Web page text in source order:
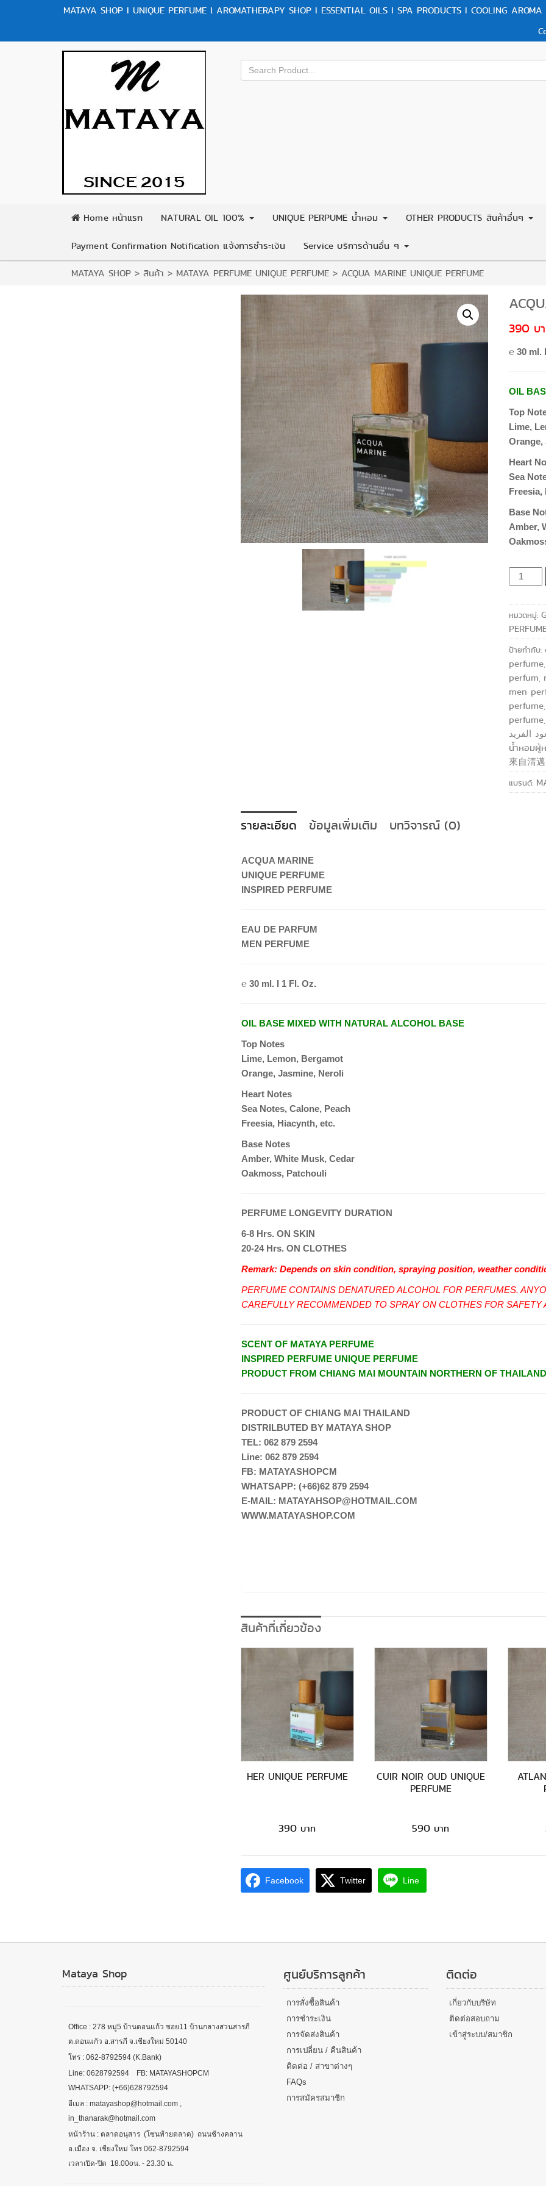
MATAYA SHOP I UNIQUE PERFUME l AROMATHERAPY SHOP I ESSENTIAL OILS I SPA PRODUCTS I COOLING AROMA
Home หน้าแรก NATURAL OIL 100% UNIQUE PERPUME น้ำหอม OTHER PRODUCTS สินค้าอื่นๆ
Payment Confirmation Notification แจ้งการชำระเงิน Service บริการด้านอื่น ๆ
MATAYA SHOP > สินค้า > MATAYA PERFUME UNIQUE PERFUME > ACQUA MARINE UNIQUE PERFUME
390
℮ 30 ml.
OIL
Top
Lime,
Orange,
Heart
Sea
Freesia,
Base
Amber,
จำนวน
ACQUA
MARINE
UNIQUE
ชิ้น
หมวดหมู่:
ป้ายกำกับ:
perfume
perfum,
men
perfume
perfume
الفريد
น้ำหอม
來自清
แบรนด์:
รายละเอียด ข้อมูลเพิ่มเติม บทวิจารณ์ (0)
ACQUA MARINE
UNIQUE PERFUME
INSPIRED PERFUME
EAU DE PARFUM
MEN PERFUME
℮ 30 ml. Ι 1 Fl. Oz.
OIL BASE MIXED WITH NATURAL ALCOHOL BASE
Top Notes
Lime, Lemon, Bergamot
Orange, Jasmine, Neroli
Heart Notes
Sea Notes, Calone, Peach
Freesia, Hiacynth, etc.
Base Notes
Amber, White Musk, Cedar
Oakmoss, Patchouli
PERFUME LONGEVITY DURATION
6-8 Hrs. ON SKIN
20-24 Hrs. ON CLOTHES
Remark: Depends on skin condition, spraying position, weather
PERFUME CONTAINS DENATURED ALCOHOL FOR PERFUMES.
CAREFULLY RECOMMENDED TO SPRAY ON CLOTHES FOR
SCENT OF MATAYA PERFUME
INSPIRED PERFUME UNIQUE PERFUME
PRODUCT FROM CHIANG MAI MOUNTAIN NORTHERN OF THAILAND
PRODUCT OF CHIANG MAI THAILAND
DISTRILBUTED BY MATAYA SHOP
TEL: 062 879 2594
Line: 062 879 2594
FB: MATAYASHOPCM
WHATSAPP: (+66)62 879 2594
E-MAIL: MATAYAHSOP@HOTMAIL.COM
WWW.MATAYASHOP.COM
สินค้าที่เกี่ยวข้อง
HER UNIQUE PERFUME
390
CUIR NOIR OUD UNIQUE
PERFUME
590
Facebook Twitter Line
Mataya Shop
Office : 278 หมู่5 บ้านดอนแก้ว ซอย11 บ้านกลางสวนสารภี
ต.ดอนแก้ว อ.สารภี จ.เชียงใหม่ 50140
โทร : 062-8792594 (K.Bank)
Line: 0628792594 FB: MATAYASHOPCM
WHATSAPP: (+66)628792594
อีเมล : matayashop@hotmail.com ,
in_thanarak@hotmail.com
หน้าร้าน : ตลาดอนุสาร (โซนท้ายตลาด) ถนนช้างคลาน
อ.เมือง จ. เชียงใหม่ โทร 062-8792594
เวลาเปิด-ปิด 18.00oน. - 23.30 น.
ศูนย์บริการลูกค้า
การสั่งซื้อสินค้า
การชำระเงิน
การจัดส่งสินค้า
การเปลี่ยน / คืนสินค้า
ติดต่อ / สาขาต่างๆ
FAQs
การสมัครสมาชิก
ติดต่อ
เกี่ยวกับบริษัท
ติดต่อสอบถาม
เข้าสู่ระบบ/สมาชิก